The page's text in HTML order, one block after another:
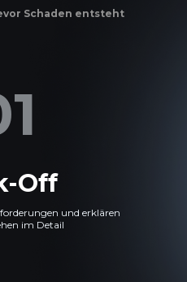
Schaden entsteht
Off
und erklären
im Detail